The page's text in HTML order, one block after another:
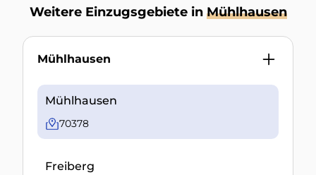
Weitere Einzugsgebiete in Mühlhausen
Mühlhausen
Mühlhausen
70378
Freiberg